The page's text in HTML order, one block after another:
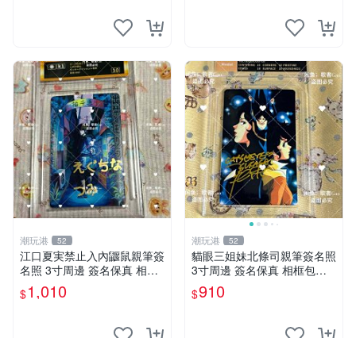
潮玩港 52
江口夏実禁止入內鼴鼠親筆簽
名照 3寸周邊 簽名保真 相框
包裝 禁止入內 麵簽 周邊 親
筆簽名 時尚周邊 原裝卡磚
$1,010
潮玩港 52
貓眼三姐妹北條司親筆簽名照
3寸周邊 簽名保真 相框包裝
貓眼三姐妹 北條司 周邊 貓眼
三姐妹 簽名照 包裝相框
$910